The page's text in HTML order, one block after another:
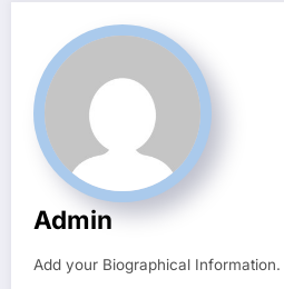
Admin
Add your Biographical Information.